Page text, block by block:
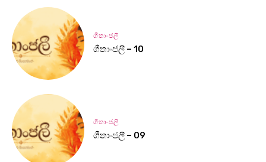
ගීතාංජලී
ගීතාංජලී – 10
ගීතාංජලී
ගීතාංජලී – 09